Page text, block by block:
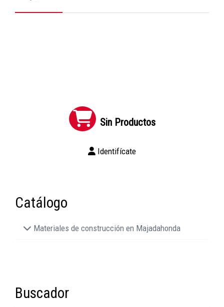
Sin Productos
Identifícate
Catálogo
Materiales de construcción en Majadahonda
Buscador